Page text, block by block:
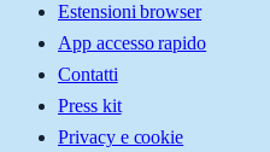
Estensioni browser
App accesso rapido
Contatti
Press kit
Privacy e cookie